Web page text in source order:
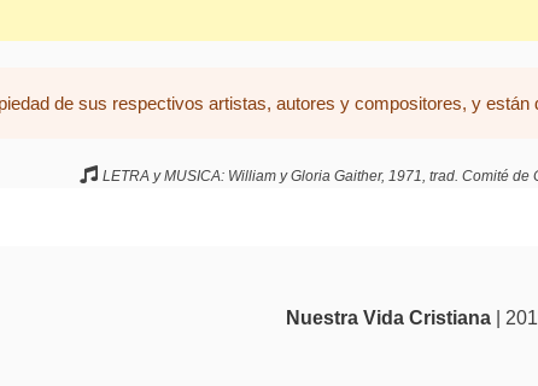
de sus respectivos artistas, autores y compositores, y
LETRA y MUSICA: William y Gloria Gaither, 1971, trad. Comité
Nuestra Vida Cristiana|